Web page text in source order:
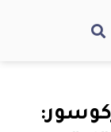
ميركوسور: